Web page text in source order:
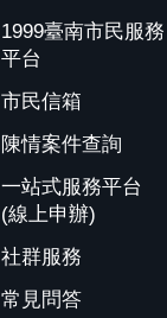
1999臺南市民服務
平台
市民信箱
陳情案件查詢
一站式服務平台
(線上申辦)
社群服務
常見問答